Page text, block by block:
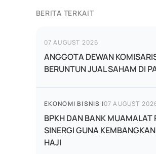
BERITA TERKAIT
07 AUGUST 2026
ANGGOTA DEWAN
BERUNTUN JUAL SAHAM DI
EKONOMI BISNIS |07 AUGUST
BPKH DAN BANK MUAMALAT
SINERGI GUNA
HAJI